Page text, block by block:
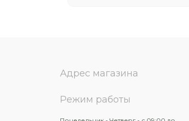
Адрес магазина
Режим работы